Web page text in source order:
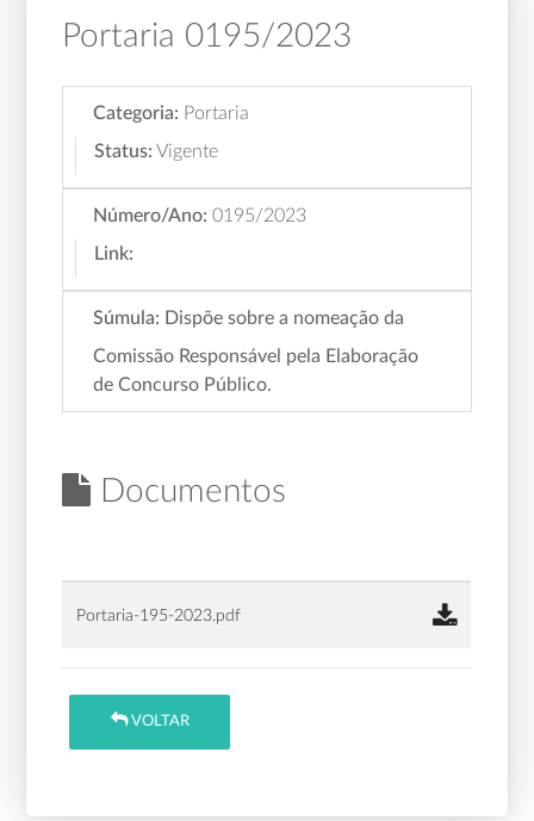
Portaria 0195/2023
Categoria: Portaria
Status: Vigente
Número/Ano: 0195/2023
Link:
Súmula: Dispõe sobre a nomeação da
Comissão Responsável pela Elaboração
de Concurso Público.
Documentos
Portaria-195-2023.pdf
VOLTAR